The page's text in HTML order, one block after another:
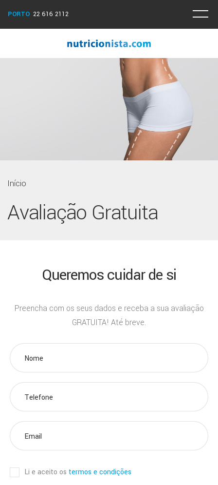
PORTO 22 616 2112
Início
Avaliação Gratuita
Queremos cuidar de si
Preencha com os seus dados e receba a sua avaliação
GRATUITA! Até breve.
Li e aceito os termos e condições